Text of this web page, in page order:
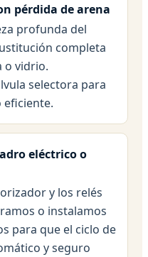
pérdida de arena
profunda del
completa
o vidrio.
selectora para
eléctrico o
y los relés
o instalamos
para que el ciclo de
y seguro